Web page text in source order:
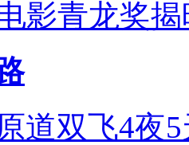
影青龙奖揭
道双飞4夜